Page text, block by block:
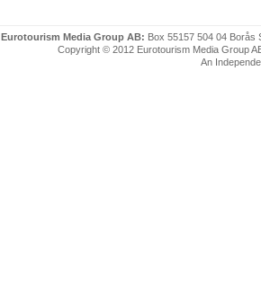
Eurotourism Media Group AB: Box 55157 504 04 Borås
Copyright © 2012 Eurotourism Media Group
An